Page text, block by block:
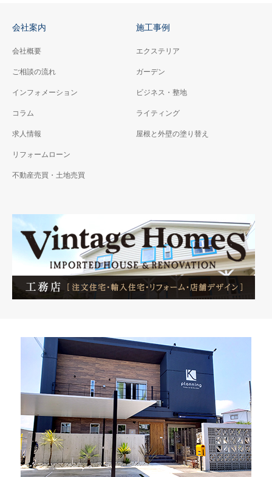
会社案内
会社概要
ご相談の流れ
インフォメーション
コラム
求人情報
リフォームローン
不動産売買・土地売買
施工事例
エクステリア
ガーデン
ビジネス・整地
ライティング
屋根と外壁の塗り替え